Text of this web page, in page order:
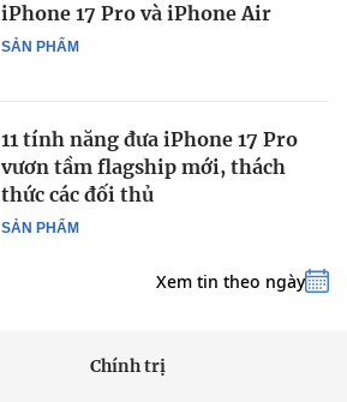
SẢN PHẨM
iPhone 17 Pro và iPhone Air
SẢN PHẨM
11 tính năng đưa iPhone 17 Pro
vươn tầm flagship mới, thách
thức các đối thủ
Xem tin theo ngày
Chính trị